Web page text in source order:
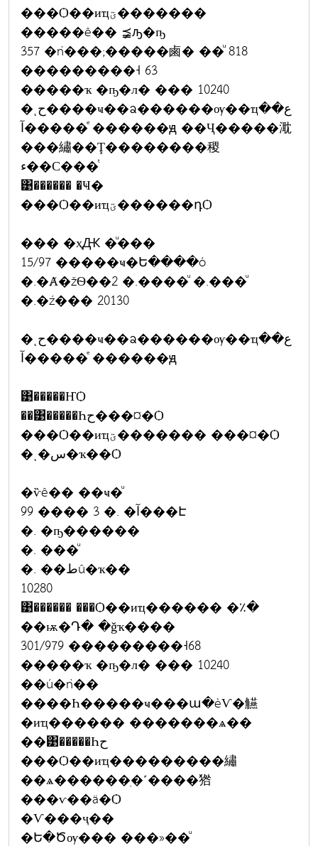
���Ѻ��иҵؾ�������
�����ê�� ⪵ԡ�ҧ
357 �ǹ���;�����鹵� ��ͧ 818
���������˧ 63
�����ҡ �ҧ�л� ��� 10240
�ͺح����ҹ��ᨡ������ѹ��ҵع��
�ͤ����آ ������ԭ ��Ҷ�����㴷
���繡��Ţ��������稷
ء��С���ͭ
͹������ �Ҹ�
���Ѻ��иҵؾ������դѺ
��� �ҳԪ �ͧ���
15/97 �����ҹ�Ե����ó
�.�Ⱥ�žѲ��2 �.����ͧ �.���ͧ
�.�ź��� 20130
�ͺح����ҹ��ᨡ������ѹ��ҵع��
�ͤ����آ ������ԭ
͹�����ҤѺ
��͹�����Һح���¤�Ѻ
���Ѻ��иҵؾ������� ���¤�Ѻ
�ͺ�س�ҡ��Ѻ
�ѷê�� ��ҹ�ͧ
99 ���� 3 �. �آ���Է
�. �ҧ������
�. ���ͧ
�. ��طû�ҡ��
10280
͹������ ���Ѻ��иҵ������ �٪�
��ѭ�Դ� �ǧҡ����
301/979 ���������˧68
�����ҡ �ҧ�л� ��� 10240
��ú�ǹ��
����Һ�����ҹ���ա�èѴ�觾
�иҵ������ �������ѧ��
���Ѻ��иҵ���������繡
��ѧ������ִ�˹����㹾
���ѵ��ä�Ѻ
�Ѵ���ҷ��
�Ե�Ծѹ��� ���»��ͧ